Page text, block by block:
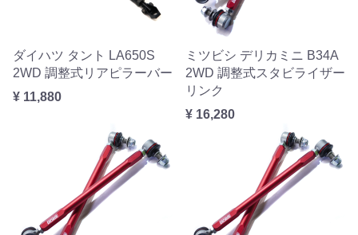
ダイハツ タント LA650S
2WD 調整式リアピラーバー
¥ 11,880
ミツビシ デリカミニ B34A
2WD 調整式スタビライザー
リンク
¥ 16,280